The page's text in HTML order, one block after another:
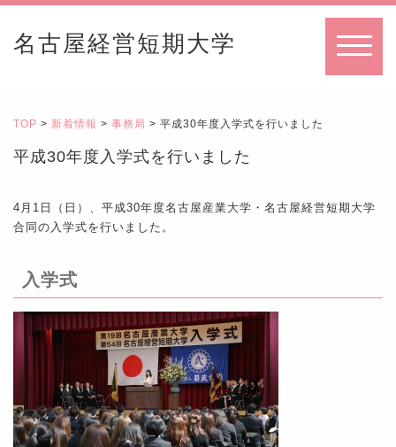
名古屋経営短期大学
TOP > 新着情報 > 事務局 > 平成30年度入学式を行いました
平成30年度入学式を行いました
4月1日（日）、平成30年度名古屋産業大学・名古屋経営短期大学
合同の入学式を行いました。
入学式